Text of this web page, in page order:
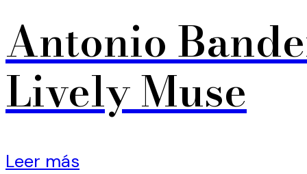
Antonio
Lively Muse
Leer más